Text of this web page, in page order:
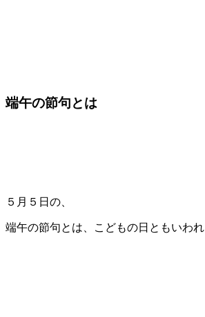
端午の節句とは
５月５日の、
端午の節句とは、こどもの日ともいわれ